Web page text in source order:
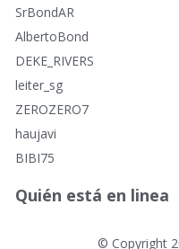
SrBondAR
AlbertoBond
DEKE_RIVERS
leiter_sg
ZEROZERO7
haujavi
BIBI75
Quién está en linea
© Copyright